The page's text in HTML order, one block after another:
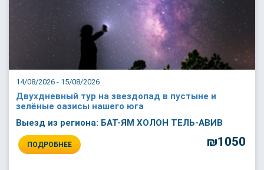
14/08/2026 - 15/08/2026
Двухдневный тур на звездопад в пустыне и
зелёные оазисы нашего юга
Выезд из региона: БАТ-ЯМ ХОЛОН ТЕЛЬ-АВИВ
ПОДРОБНЕЕ ₪1050